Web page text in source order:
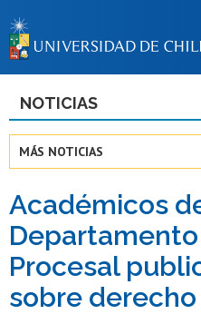
NOTICIAS
MÁS NOTICIAS
Académicos
Procesal
sobre